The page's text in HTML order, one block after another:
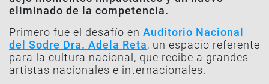
eliminado de la competencia.
Primero fue el desafío en Auditorio Nacional
del Sodre Dra. Adela Reta, un espacio referente
para la cultura nacional, que recibe a grandes
artistas nacionales e internacionales.